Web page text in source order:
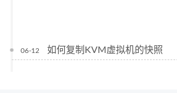
06-12 如何复制KVM虚拟机的快照